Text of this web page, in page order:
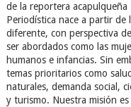
de la reportera acapulqueña
Periodística nace a partir de
diferente, con perspectiva
ser abordados como las
humanos e infancias. Sin
temas prioritarios como
naturales, demanda social,
y turismo. Nuestra misión